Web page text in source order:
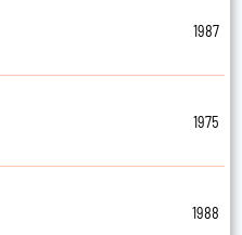
1987
1975
1988